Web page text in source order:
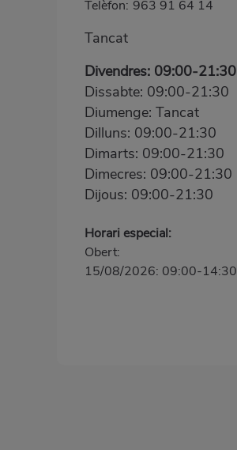
Telèfon: 963 91 64 14
Tancat
Divendres: 09:00-21:30
Dissabte: 09:00-21:30
Diumenge: Tancat
Dilluns: 09:00-21:30
Dimarts: 09:00-21:30
Dimecres: 09:00-21:30
Dijous: 09:00-21:30
Horari especial:
Obert:
15/08/2026: 09:00-14:30